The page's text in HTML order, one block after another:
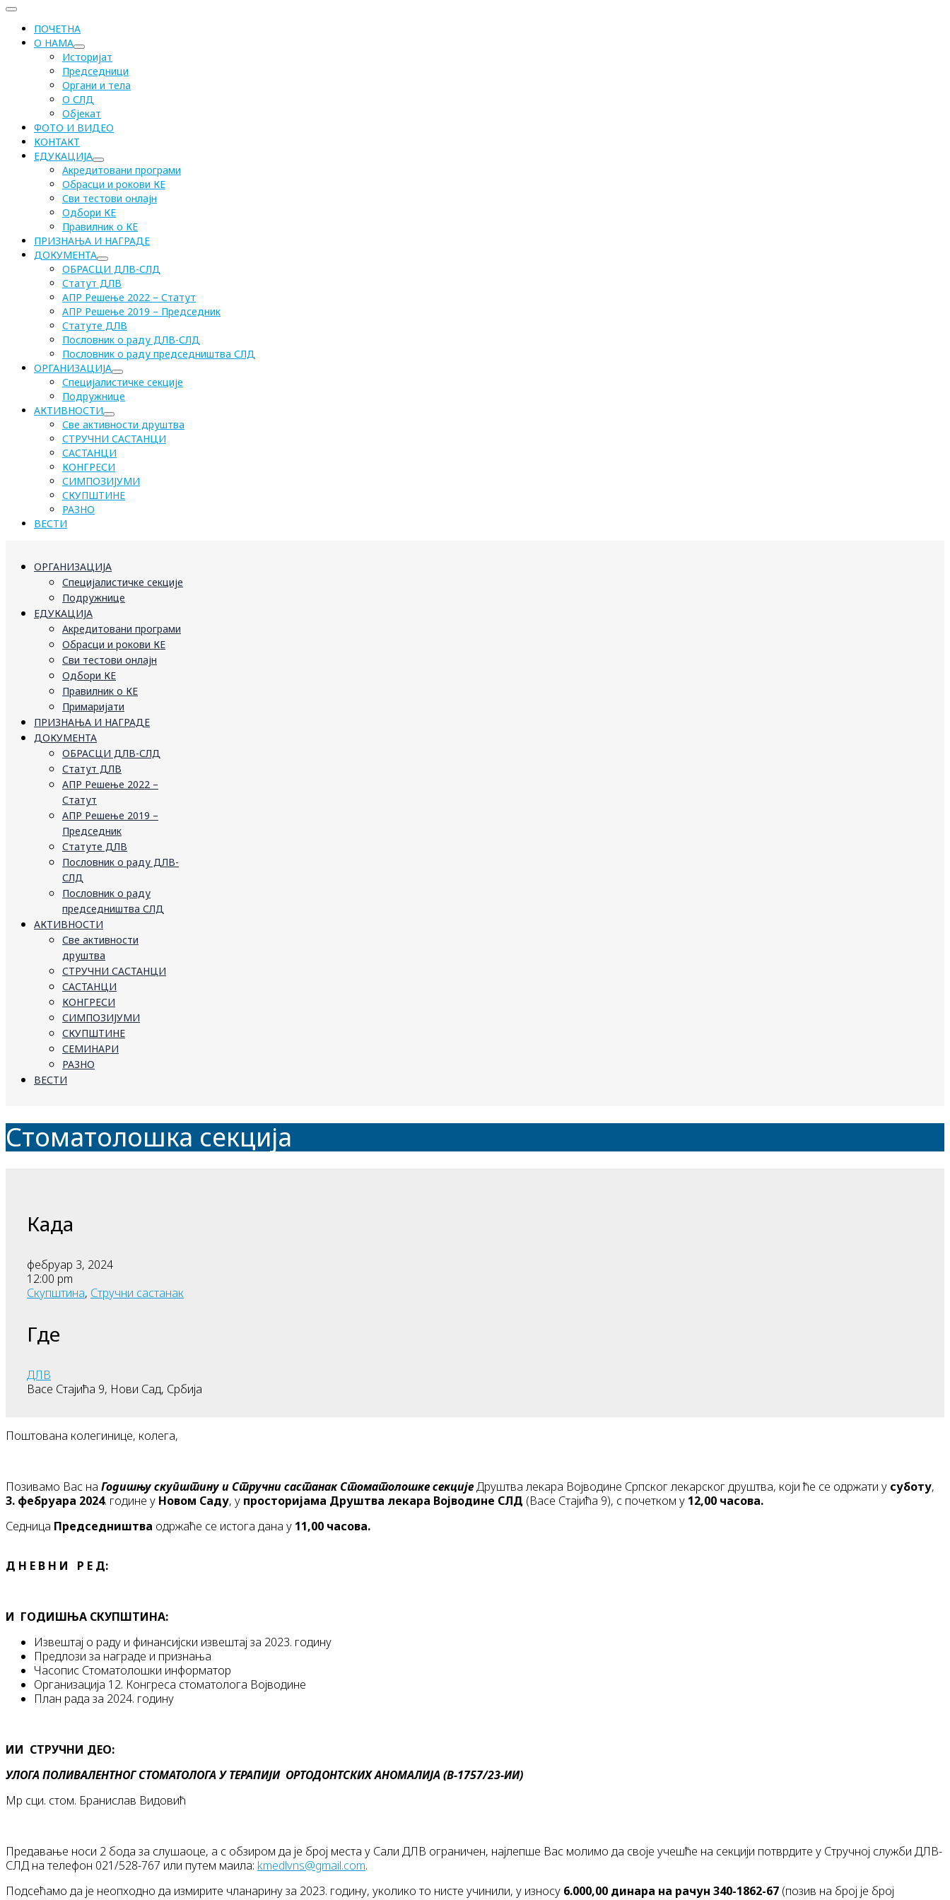
ПОЧЕТНА
О НАМА
Историјат
Председници
Органи и тела
О СЛД
Објекат
ФОТО И ВИДЕО
КОНТАКТ
ЕДУКАЦИЈА
Акредитовани програми
Обрасци и рокови КЕ
Сви тестови онлајн
Одбори КЕ
Правилник о КЕ
ПРИЗНАЊА И НАГРАДЕ
ДОКУМЕНТА
ОБРАСЦИ ДЛВ-СЛД
Статут ДЛВ
АПР Решење 2022 – Статут
АПР Решење 2019 – Председник
Статуте ДЛВ
Пословник о раду ДЛВ-СЛД
Пословник о раду председништва СЛД
ОРГАНИЗАЦИЈА
Специјалистичке секције
Подружнице
АКТИВНОСТИ
Све активности друштва
СТРУЧНИ САСТАНЦИ
САСТАНЦИ
КОНГРЕСИ
СИМПОЗИЈУМИ
СКУПШТИНЕ
РАЗНО
ВЕСТИ
ОРГАНИЗАЦИЈА
Специјалистичке секције
Подружнице
ЕДУКАЦИЈА
Акредитовани програми
Обрасци и рокови КЕ
Сви тестови онлајн
Одбори КЕ
Правилник о КЕ
Примаријати
ПРИЗНАЊА И НАГРАДЕ
ДОКУМЕНТА
ОБРАСЦИ ДЛВ-СЛД
Статут ДЛВ
АПР Решење 2022 –
Статут
АПР Решење 2019 –
Председник
Статуте ДЛВ
Пословник о раду ДЛВ-
СЛД
Пословник о раду
председништва СЛД
АКТИВНОСТИ
Све активности
друштва
СТРУЧНИ САСТАНЦИ
САСТАНЦИ
КОНГРЕСИ
СИМПОЗИЈУМИ
СКУПШТИНЕ
СЕМИНАРИ
РАЗНО
ВЕСТИ
Стоматолошка секција
Када
фебруар 3, 2024
12:00 pm
Скупштина, Стручни састанак
Где
ДЛВ
Васе Стајића 9, Нови Сад, Србија
Поштована колегинице, колега,
Позивамо Вас на Годишњу скупштину и Стручни састанак Стоматолошке секцијеДруштва лекара Војводине Српског лекарског друштва, који ће се одржати у суботу,
3. фебруара 2024. године у Новом Саду, у просторијама Друштва лекара Војводине СЛД (Васе Стајића 9), с почетком у 12,00 часова.
Седница Председништва одржаће се истога дана у 11,00 часова.
Д Н Е В Н И Р Е Д:
И ГОДИШЊА СКУПШТИНА:
Извештај о раду и финансијски извештај за 2023. годину
Предлози за награде и признања
Часопис Стоматолошки информатор
Организација 12. Конгреса стоматолога Војводине
План рада за 2024. годину
ИИ СТРУЧНИ ДЕО:
УЛОГА ПОЛИВАЛЕНТНОГ СТОМАТОЛОГА У ТЕРАПИЈИ ОРТОДОНТСКИХ АНОМАЛИЈА (В-1757/23-ИИ)
Мр сци. стом. Бранислав Видовић
Предавање носи 2 бода за слушаоце, а с обзиром да је број места у Сали ДЛВ ограничен, најлепше Вас молимо да своје учешће на секцији потврдите у Стручној служби ДЛВ-
СЛД на телефон 021/528-767 или путем маила: kmedlvns@gmail.com.
Подсећамо да је неопходно да измирите чланарину за 2023. годину, уколико то нисте учинили, у износу 6.000,00 динара на рачун 340-1862-67 (позив на број је број